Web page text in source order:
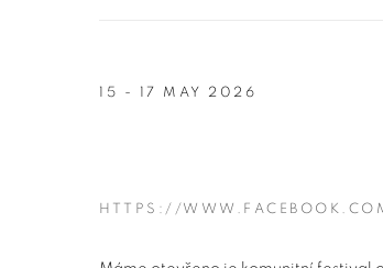
15 - 17 MAY 2026
HTTPS://